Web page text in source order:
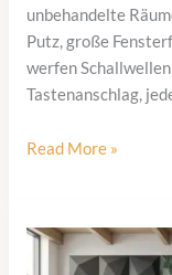
unbehandelte
Putz, große
werfen
Tastenanschlag,
Akustikpaneele
Office
Read More »